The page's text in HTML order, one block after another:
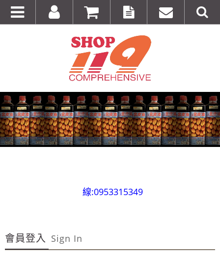
線:0953315349
運費~買12瓶送1瓶~手腳要快喔～秋冬保養喉嚨最好聖品～
100%美國OUTLET代購~全館美國紐約正品服飾~滿
會員登入 Sign In